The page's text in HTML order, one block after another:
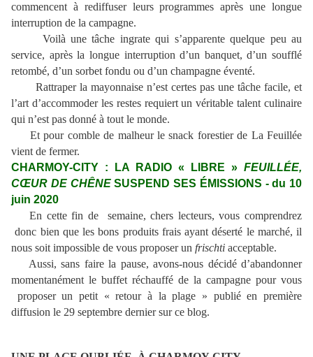
commencent à rediffuser leurs programmes après une longue
interruption de la campagne.
Voilà une tâche ingrate qui s’apparente quelque peu au
service, après la longue interruption d’un banquet, d’un soufflé
retombé, d’un sorbet fondu ou d’un champagne éventé.
Rattraper la mayonnaise n’est certes pas une tâche facile, et
l’art d’accommoder les restes requiert un véritable talent culinaire
qui n’est pas donné à tout le monde.
Et pour comble de malheur le snack forestier de La Feuillée
vient de fermer.
CHARMOY-CITY : LA RADIO « LIBRE » FEUILLÉE,
CŒUR DE CHÊNESUSPEND SES ÉMISSIONS - du 10
juin 2020
En cette fin de semaine, chers lecteurs, vous comprendrez
donc bien que les bons produits frais ayant déserté le marché, il
nous soit impossible de vous proposer un frischti acceptable.
Aussi, sans faire la pause, avons-nous décidé d’abandonner
momentanément le buffet réchauffé de la campagne pour vous
proposer un petit « retour à la plage » publié en première
diffusion le 29 septembre dernier sur ce blog.